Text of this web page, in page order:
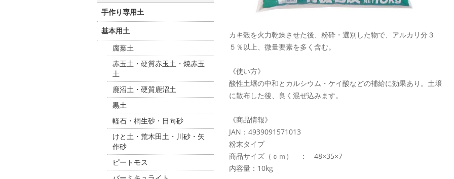
カキ殻を火力乾燥させた後、粉砕・選別した物で、アルカリ分３
５％以上、微量要素を多く含む。
《使い方》
酸性土壌の中和とカルシウム・ケイ酸などの補給に効果あり。土壌
に散布した後、良く混ぜ込みます。
《商品情報》
JAN：4939091571013
粉末タイプ
商品サイズ（ｃｍ） ： 48×35×7
内容量：10kg
手作り専用土
基本用土
腐葉土
赤玉土・硬質赤玉土・焼赤玉
土
鹿沼土・硬質鹿沼土
黒土
軽石・桐生砂・日向砂
けと土・荒木田土・川砂・矢
作砂
ピートモス